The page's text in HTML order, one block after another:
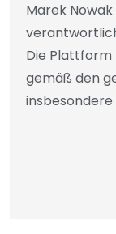
Marek
Die
gemäß den
insbesondere